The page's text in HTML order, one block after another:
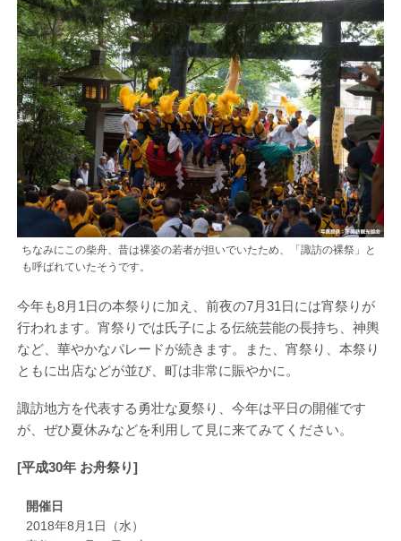
ちなみにこの柴舟、昔は裸姿の若者が担いでいたため、「諏訪の裸祭」と
も呼ばれていたそうです。
今年も8月1日の本祭りに加え、前夜の7月31日には宵祭りが
行われます。宵祭りでは氏子による伝統芸能の長持ち、神輿
など、華やかなパレードが続きます。また、宵祭り、本祭り
ともに出店などが並び、町は非常に賑やかに。
諏訪地方を代表する勇壮な夏祭り、今年は平日の開催です
が、ぜひ夏休みなどを利用して見に来てみてください。
[平成30年 お舟祭り]
開催日
2018年8月1日（水）